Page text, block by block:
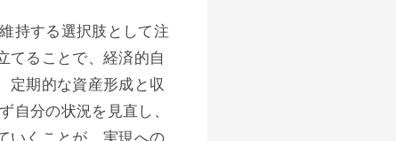
持する選択肢として注
てることで、経済的自
定期的な資産形成と収
自分の状況を見直し、
いくことが、実現への